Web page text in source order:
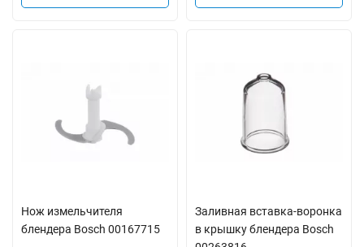
Нож измельчителя
блендера Bosch 00167715
Заливная вставка-воронка
в крышку блендера Bosch